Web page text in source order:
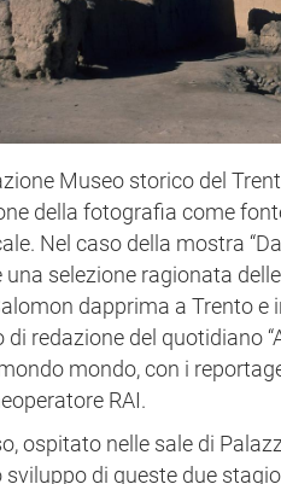
Museo storico del
della fotografia come
Nel caso della mostra
selezione ragionata
dapprima a Trento e
redazione del quotidiano
mondo, con i
RAI.
ospitato nelle sale di
di queste due